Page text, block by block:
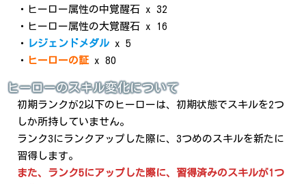
・ヒーロー属性の中覚醒石 x 32
・ヒーロー属性の大覚醒石 x 16
・
レジェンドメダル x 5
・ ヒーローの証 x 80
ヒーローのスキル変化について
初期ランクが2以下のヒーローは、初期状態でスキルを2つ
しか所持していません。
ランク3にランクアップした際に、3つめのスキルを新たに
習得します。
また、ランク5にアップした際に、習得済みのスキルが1つ